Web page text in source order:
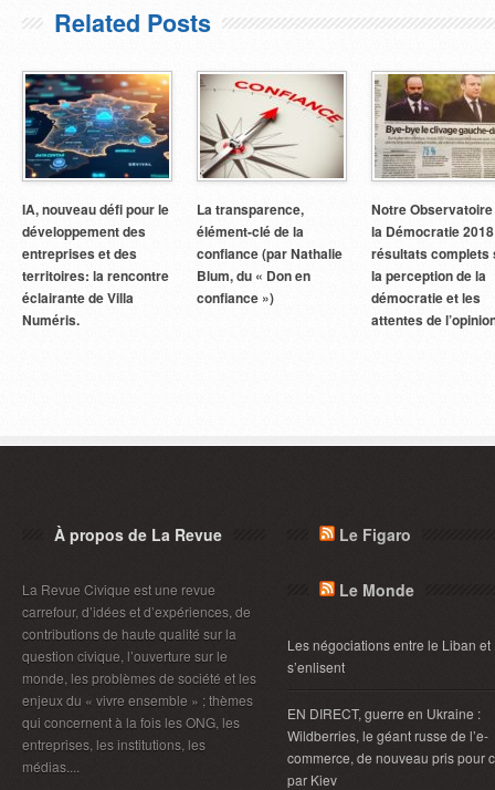
Related Posts
IA, nouveau défi pour le
développement des
entreprises et des
territoires: la rencontre
éclairante de Villa
Numéris.
La transparence,
élément-clé de la
confiance (par Nathalie
Blum, du « Don en
confiance »)
Notre
la Démocratie
résultats complets
la perception de la
démocratie et les
attentes de
À propos de La Revue
La Revue Civique est une revue
carrefour, d’idées et d’expériences, de
contributions de haute qualité sur la
question civique, l’ouverture sur le
monde, les problèmes de société et les
enjeux du « vivre ensemble » ; thèmes
qui concernent à la fois les ONG, les
entreprises, les institutions, les
médias....
Le Figaro
Le Monde
Les négociations entre le Liban et
s’enlisent
EN DIRECT, guerre en Ukraine :
Wildberries, le géant russe de l’e-
commerce, de nouveau pris pour
par Kiev